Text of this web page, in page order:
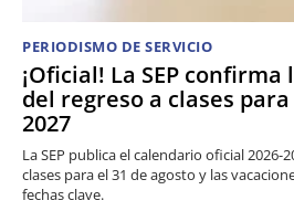
PERIODISMO DE SERVICIO
¡Oficial! La SEP
del regreso a clases
2027
La SEP publica el calendario oficial 2026-
clases para el 31 de agosto y las
fechas clave.